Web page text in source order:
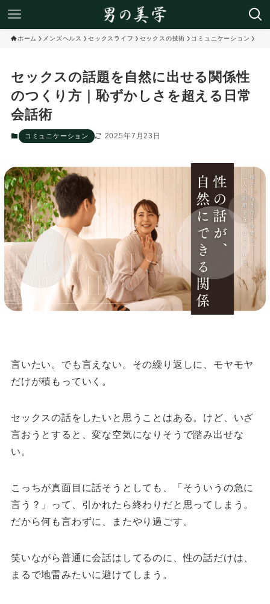
ホーム メンズヘルス セックスライフ セックスの技術 コミュニケーション
セックスの話題を自然に出せる関係性
のつくり方｜恥ずかしさを超える日常
会話術
コミュニケーション 2025年7月23日
言いたい。でも言えない。 その繰り返しに、モヤモヤ
だけが積もっていく。
セックスの話をしたいと思うことはある。 けど、いざ
言おうとすると、変な空気になりそうで踏み出せな
い。
こっちが真面目に話そうとしても、
「そういうの急に
言う？」って、引かれたら終わりだと思ってしまう。
だから何も言わずに、またやり過ごす。
笑いながら普通に会話はしてるのに、性の話だけは、
まるで地雷みたいに避けてしまう。